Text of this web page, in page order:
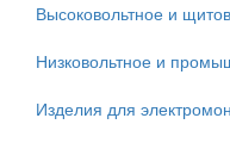
Высоковольтное и
Низковольтное и
Изделия для